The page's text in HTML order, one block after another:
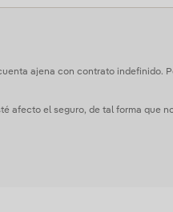
ajena con contrato indefinido.
afecto el seguro, de tal forma que